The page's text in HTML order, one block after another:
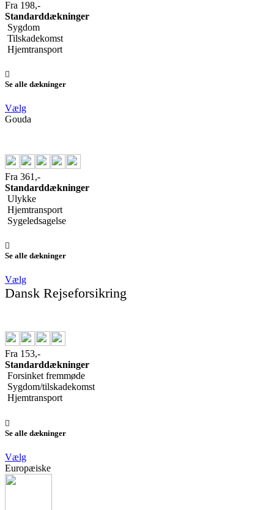
Fra 198,-
Standarddækninger
Sygdom
Tilskadekomst
Hjemtransport
Se alle dækninger
Vælg
Gouda
Fra 361,-
Standarddækninger
Ulykke
Hjemtransport
Sygeledsagelse
Se alle dækninger
Vælg
Dansk Rejseforsikring
Fra 153,-
Standarddækninger
Forsinket fremmøde
Sygdom/tilskadekomst
Hjemtransport
Se alle dækninger
Vælg
Europæiske